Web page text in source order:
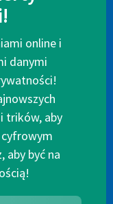
online i
danymi
trików, aby
aby być na